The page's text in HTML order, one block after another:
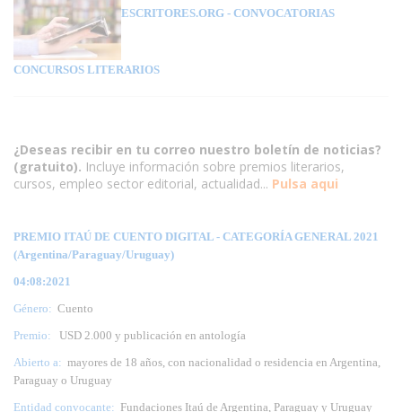
ESCRITORES.ORG - CONVOCATORIAS
CONCURSOS LITERARIOS
¿Deseas recibir en tu correo nuestro boletín de noticias?
(gratuito). Incluye información sobre premios literarios,
cursos, empleo sector editorial, actualidad... Pulsa aqui
PREMIO ITAÚ DE CUENTO DIGITAL - CATEGORÍA GENERAL 2021
(Argentina/Paraguay/Uruguay)
04:08:2021
Género: Cuento
Premio:
USD 2.000 y publicación en antología
Abierto a: mayores de 18 años, con nacionalidad o residencia en Argentina,
Paraguay o Uruguay
Entidad convocante: Fundaciones Itaú de Argentina, Paraguay y Uruguay